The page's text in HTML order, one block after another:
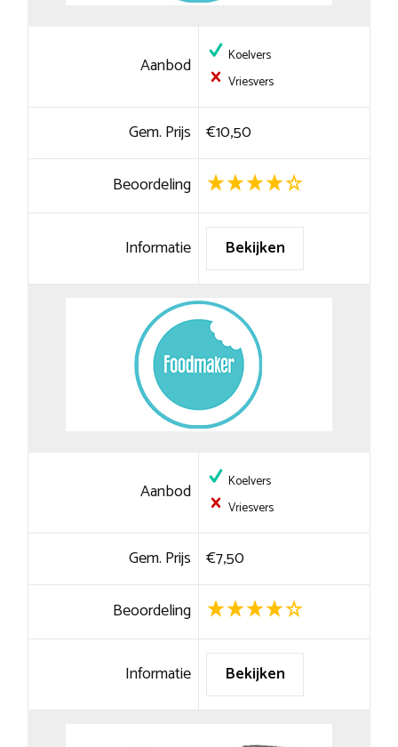
Aanbod
Koelvers
Vriesvers
Gem. Prijs €10,50
Beoordeling
Informatie Bekijken
Aanbod
Koelvers
Vriesvers
Gem. Prijs €7,50
Beoordeling
Informatie Bekijken